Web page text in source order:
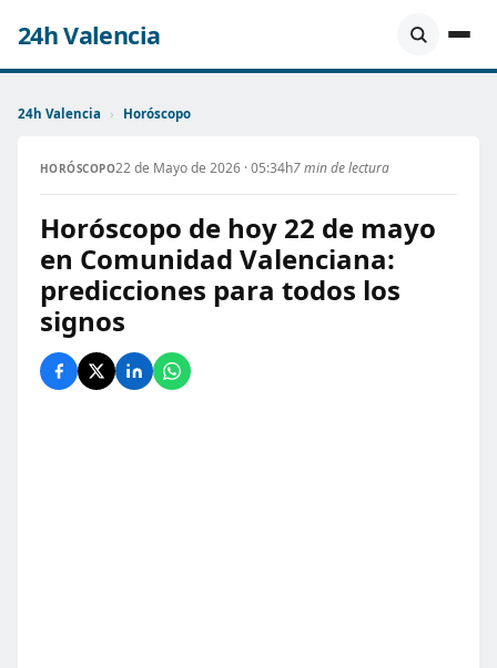
24h Valencia
24h Valencia › Horóscopo
HORÓSCOPO22 de Mayo de 2026 · 05:34h7 min de lectura
Horóscopo de hoy 22 de mayo
en Comunidad Valenciana:
predicciones para todos los
signos